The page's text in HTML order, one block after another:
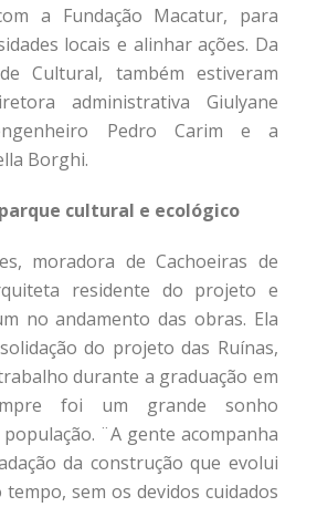
a Fundação Macatur, para
locais e alinhar ações. Da
Cultural, também estiveram
administrativa Giulyane
Pedro Carim e a
Borghi.
cultural e ecológico
moradora de Cachoeiras de
residente do projeto e
no andamento das obras. Ela
do projeto das Ruínas,
durante a graduação em
foi um grande sonho
¨A gente acompanha
da construção que evolui
sem os devidos cuidados